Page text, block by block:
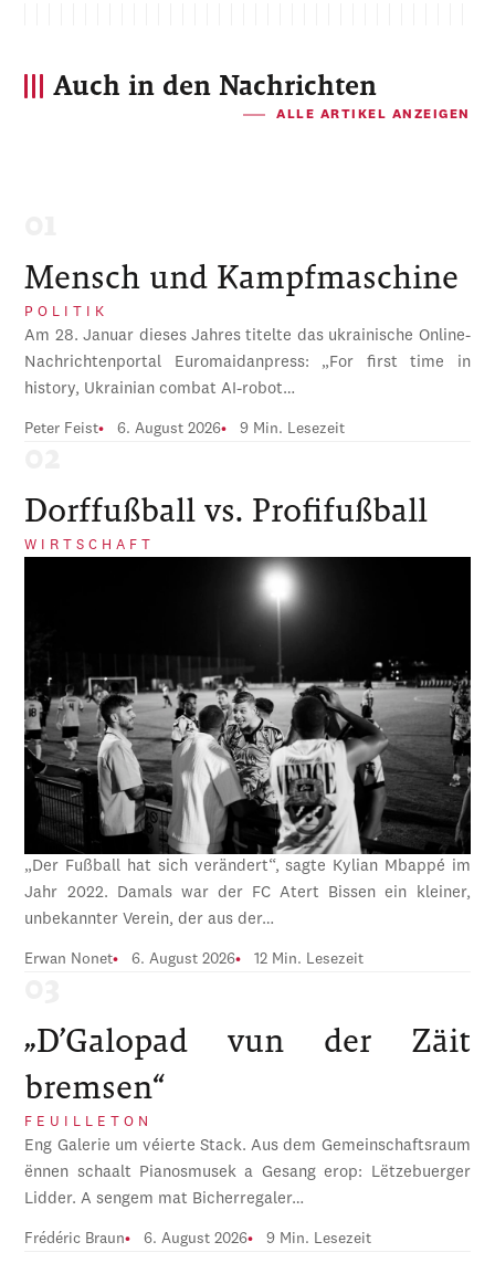
Auch in den Nachrichten
ALLE ARTIKEL ANZEIGEN
Mensch und Kampfmaschine
POLITIK
Am 28. Januar dieses Jahres titelte das ukrainische Online-
Nachrichtenportal Euromaidanpress: „For first time in
history, Ukrainian combat AI-robot…
Peter Feist 6. August 2026 9 Min. Lesezeit
Dorffußball vs. Profifußball
WIRTSCHAFT
„Der Fußball hat sich verändert“, sagte Kylian Mbappé im
Jahr 2022. Damals war der FC Atert Bissen ein kleiner,
unbekannter Verein, der aus der…
Erwan Nonet 6. August 2026 12 Min. Lesezeit
„D’Galopad vun der Zäit
bremsen“
FEUILLETON
Eng Galerie um véierte Stack. Aus dem Gemeinschaftsraum
ënnen schaalt Pianosmusek a Gesang erop: Lëtzebuerger
Lidder. A sengem mat Bicherregaler…
Frédéric Braun 6. August 2026 9 Min. Lesezeit